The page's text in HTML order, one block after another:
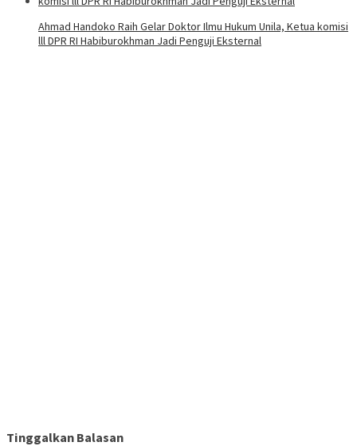
Ahmad Handoko Raih Gelar Doktor Ilmu Hukum Unila, Ketua komisi
lll DPR RI Habiburokhman Jadi Penguji Eksternal
Tinggalkan Balasan